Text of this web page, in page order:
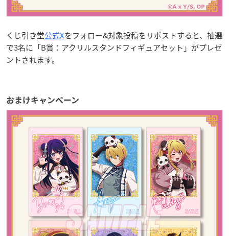
くじ引き堂公式Xをフォロー&対象投稿をリポストすると、抽選
で3名に「B賞：アクリルスタンドフィギュアセット」がプレゼ
ントされます。
おまけキャンペーン